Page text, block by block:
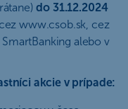
do 31.12.2024
www.csob.sk, cez
alebo v
akcie v prípade: